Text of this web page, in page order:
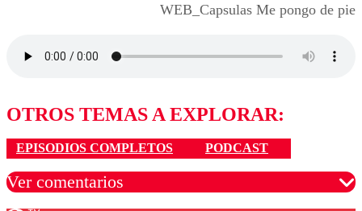
WEB_Capsulas Me pongo de pie
OTROS TEMAS A EXPLORAR:
EPISODIOS COMPLETOS PODCAST
Ver comentarios